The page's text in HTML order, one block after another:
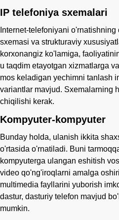
IP telefoniya sxemalari
Internet-telefoniyani
sxemasi va strukturaviy
korxonangiz ko'lamiga,
u taqdim etayotgan xizmatlarga
mos keladigan yechimni tanlash
variantlar mavjud. Sxemalarning
chiqilishi kerak.
Kompyuter-kompyuter
Bunday holda, ulanish ikkita
o'rtasida o'rnatiladi. Buni
kompyuterga ulangan eshitish
video qo'ng'iroqlarni amalga
multimedia fayllarini yuborish
dastur, dasturiy telefon mavjud
mumkin.